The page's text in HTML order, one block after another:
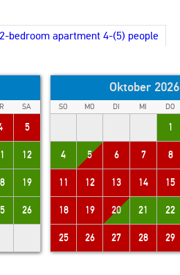
bedroom apartment 4-(5) people
SA
5
12
19
26
Oktober 2026
SO MO DI MI DO
1
4 5 6 7 8
11 12 13 14 15
18 19 20 21 22
25 26 27 28 29